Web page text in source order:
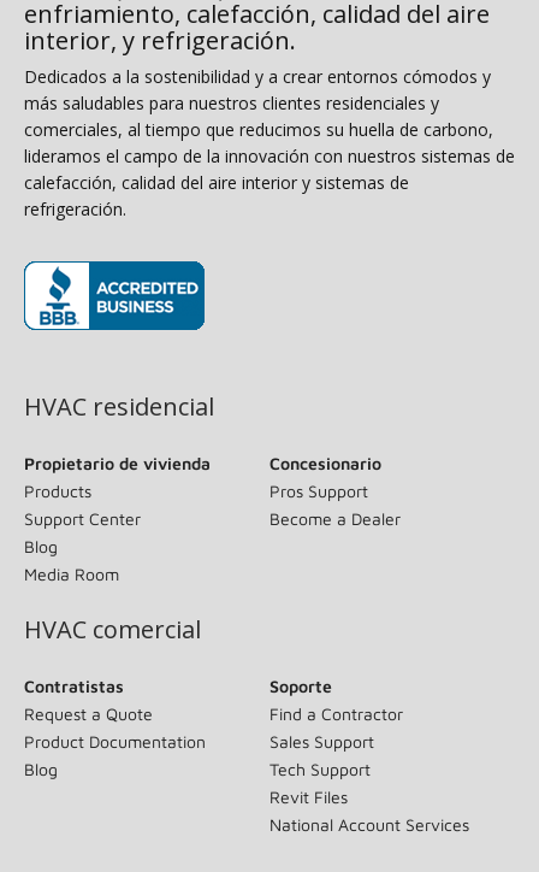
enfriamiento, calefacción, calidad del aire
interior, y refrigeración.
Dedicados a la sostenibilidad y a crear entornos cómodos y
más saludables para nuestros clientes residenciales y
comerciales, al tiempo que reducimos su huella de carbono,
lideramos el campo de la innovación con nuestros sistemas de
calefacción, calidad del aire interior y sistemas de
refrigeración.
HVAC residencial
Propietario de vivienda
Products
Support Center
Blog
Media Room
Concesionario
Pros Support
Become a Dealer
HVAC comercial
Contratistas
Request a Quote
Product Documentation
Blog
Soporte
Find a Contractor
Sales Support
Tech Support
Revit Files
National Account Services